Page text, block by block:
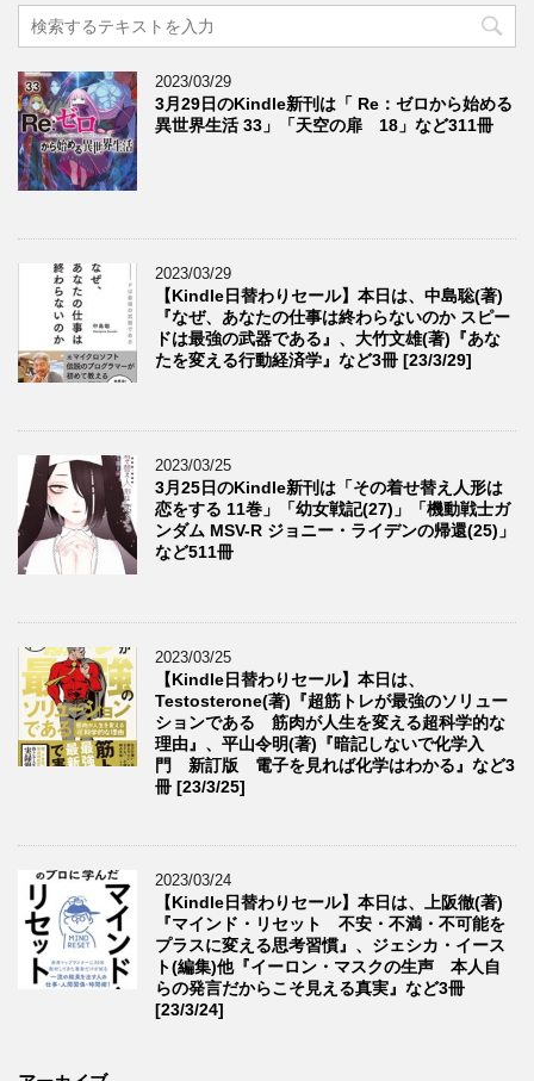
2023/03/29
3月29日のKindle新刊は「 Re：ゼロから始める
異世界生活 33」「天空の扉 18」など311冊
2023/03/29
【Kindle日替わりセール】本日は、中島聡(著)
『なぜ、あなたの仕事は終わらないのか スピー
ドは最強の武器である』、大竹文雄(著)『あな
たを変える行動経済学』など3冊 [23/3/29]
2023/03/25
3月25日のKindle新刊は「その着せ替え人形は
恋をする 11巻」「幼女戦記(27)」「機動戦士ガ
ンダム MSV-R ジョニー・ライデンの帰還(25)」
など511冊
2023/03/25
【Kindle日替わりセール】本日は、
Testosterone(著)『超筋トレが最強のソリュー
ションである 筋肉が人生を変える超科学的な
理由』、平山令明(著)『暗記しないで化学入
門 新訂版 電子を見れば化学はわかる』など3
冊 [23/3/25]
2023/03/24
【Kindle日替わりセール】本日は、上阪徹(著)
『マインド・リセット 不安・不満・不可能を
プラスに変える思考習慣』、ジェシカ・イース
ト(編集)他『イーロン・マスクの生声 本人自
らの発言だからこそ見える真実』など3冊
[23/3/24]